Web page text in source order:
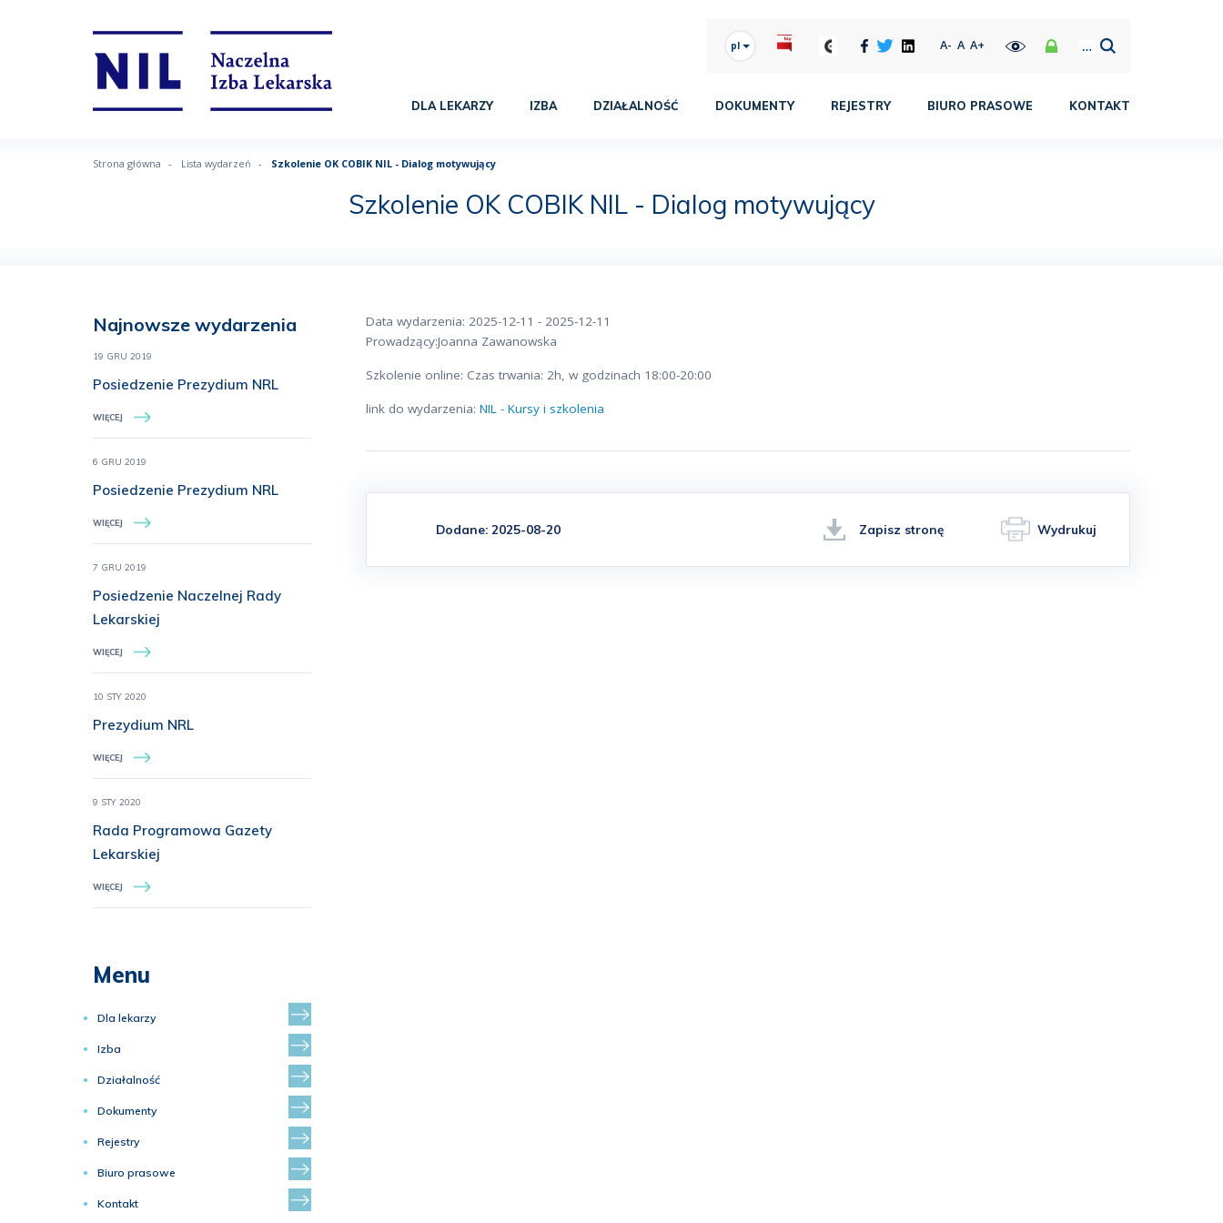
pl A- A A+
DLA LEKARZY IZBA DZIAŁALNOŚĆ DOKUMENTY REJESTRY BIURO PRASOWE KONTAKT
Strona główna Lista wydarzeń Szkolenie OK COBIK NIL - Dialog motywujący
Szkolenie OK COBIK NIL - Dialog motywujący
Najnowsze wydarzenia
19 GRU 2019
Posiedzenie Prezydium NRL
WIĘCEJ
6 GRU 2019
Posiedzenie Prezydium NRL
WIĘCEJ
7 GRU 2019
Posiedzenie Naczelnej Rady
Lekarskiej
WIĘCEJ
10 STY 2020
Prezydium NRL
WIĘCEJ
9 STY 2020
Rada Programowa Gazety
Lekarskiej
WIĘCEJ
Menu
Dla lekarzy
Izba
Działalność
Dokumenty
Rejestry
Biuro prasowe
Kontakt
Data wydarzenia: 2025-12-11 - 2025-12-11
Prowadzący:Joanna Zawanowska
Szkolenie online: Czas trwania: 2h, w godzinach 18:00-20:00
link do wydarzenia: NIL - Kursy i szkolenia
Dodane: 2025-08-20 Zapisz stronę Wydrukuj